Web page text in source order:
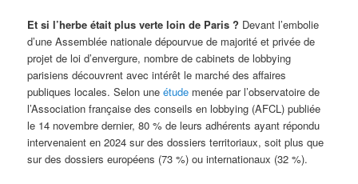
Et si l’herbe était plus verte loin de Paris ? Devant l’embolie
d’une Assemblée nationale dépourvue de majorité et privée de
projet de loi d’envergure, nombre de cabinets de lobbying
parisiens découvrent avec intérêt le marché des affaires
publiques locales. Selon uneétude menée par l’observatoire de
l’Association française des conseils en lobbying (AFCL) publiée
le 14 novembre dernier, 80 % de leurs adhérents ayant répondu
intervenaient en 2024 sur des dossiers territoriaux, soit plus que
sur des dossiers européens (73 %) ou internationaux (32 %).